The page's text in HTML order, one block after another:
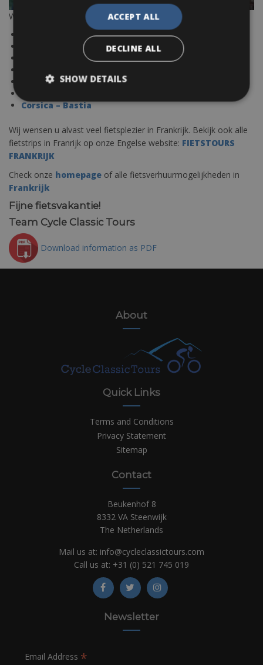
Wij bieden fietsen aan voor de volgende plaatsen:
Mont Ventoux
Corsica – Bastia
Wij wensen u alvast veel fietsplezier in Frankrijk. Bekijk ook alle
fietstrips in Franrijk op onze Engelse website: FIETSTOURS
FRANKRIJK
Check onze homepage of alle fietsverhuurmogelijkheden in
Frankrijk
Fijne fietsvakantie!
Team Cycle Classic Tours
Download information as PDF
About
Quick Links
Terms and Conditions
Privacy Statement
Sitemap
Contact
Beukenhof 8
8332 VA Steenwijk
The Netherlands
Mail us at: info@cycleclassictours.com
Call us at: +31 (0) 521 745 019
Newsletter
Email Address *
ACCEPT ALL
DECLINE ALL
SHOW DETAILS